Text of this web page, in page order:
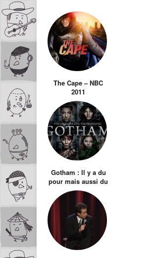
The Cape – NBC
2011
Gotham : Il y a du
pour mais aussi du
contre